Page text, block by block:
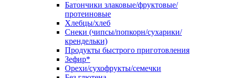
Батончики злаковые/фруктовые/
протеиновые
Хлебцы/хлеб
Снеки (чипсы/попкорн/сухарики/
крендельки)
Продукты быстрого приготовления
Зефир*
Орехи/сухофрукты/семечки